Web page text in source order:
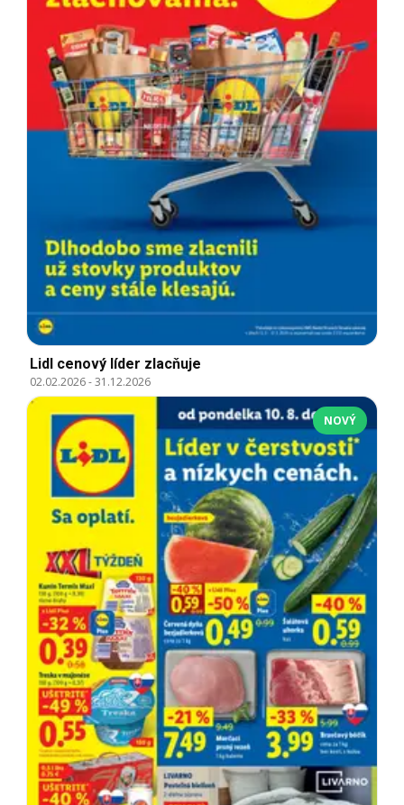
Lidl cenový líder zlacňuje
02.02.2026-31.12.2026
NOVÝ